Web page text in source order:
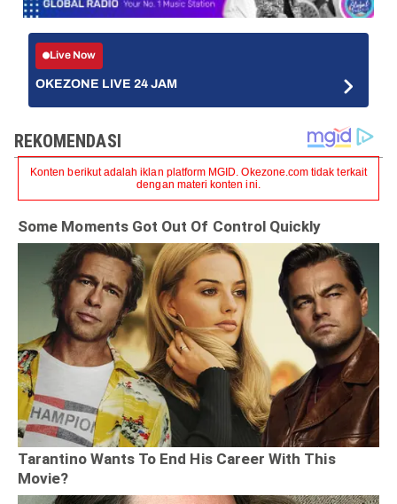
Live Now
OKEZONE LIVE 24 JAM